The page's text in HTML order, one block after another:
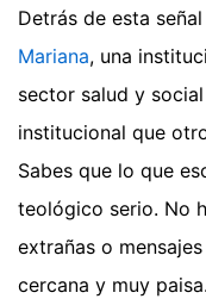
Detrás de esta
Mariana, una
sector salud y
institucional que
Sabes que lo que
teológico serio. No
extrañas o
cercana y muy